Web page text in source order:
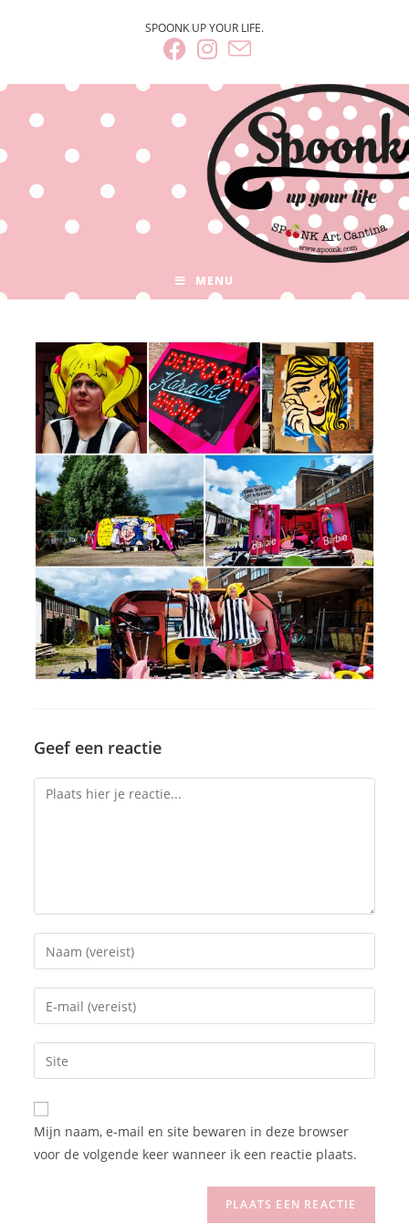
SPOONK UP YOUR LIFE.
MENU
Geef een reactie
Mijn naam, e-mail en site bewaren in deze browser
voor de volgende keer wanneer ik een reactie plaats.